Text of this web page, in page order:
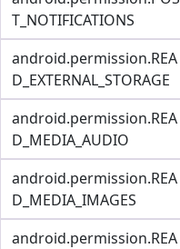
T_NOTIFICATIONS
android.permission.REA
D_EXTERNAL_STORAGE
android.permission.REA
D_MEDIA_AUDIO
android.permission.REA
D_MEDIA_IMAGES
android.permission.REA